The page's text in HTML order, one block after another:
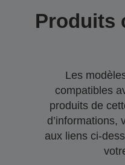
Produits
Les
compatibles
produits de
d’informations,
aux liens ci-